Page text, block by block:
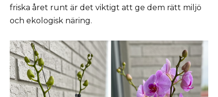
friska året runt är det viktigt att ge dem rätt miljö
och ekologisk näring.